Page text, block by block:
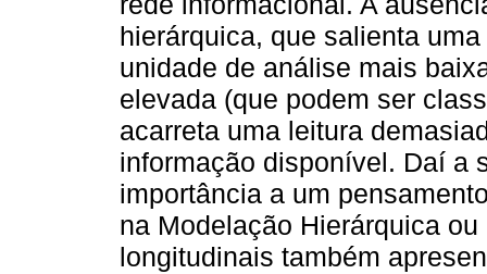
hierárquica, que salienta
unidade de análise mais
elevada (que podem ser
acarreta uma leitura
informação disponível. Daí a
importância a um
na Modelação Hierárquica
longitudinais também